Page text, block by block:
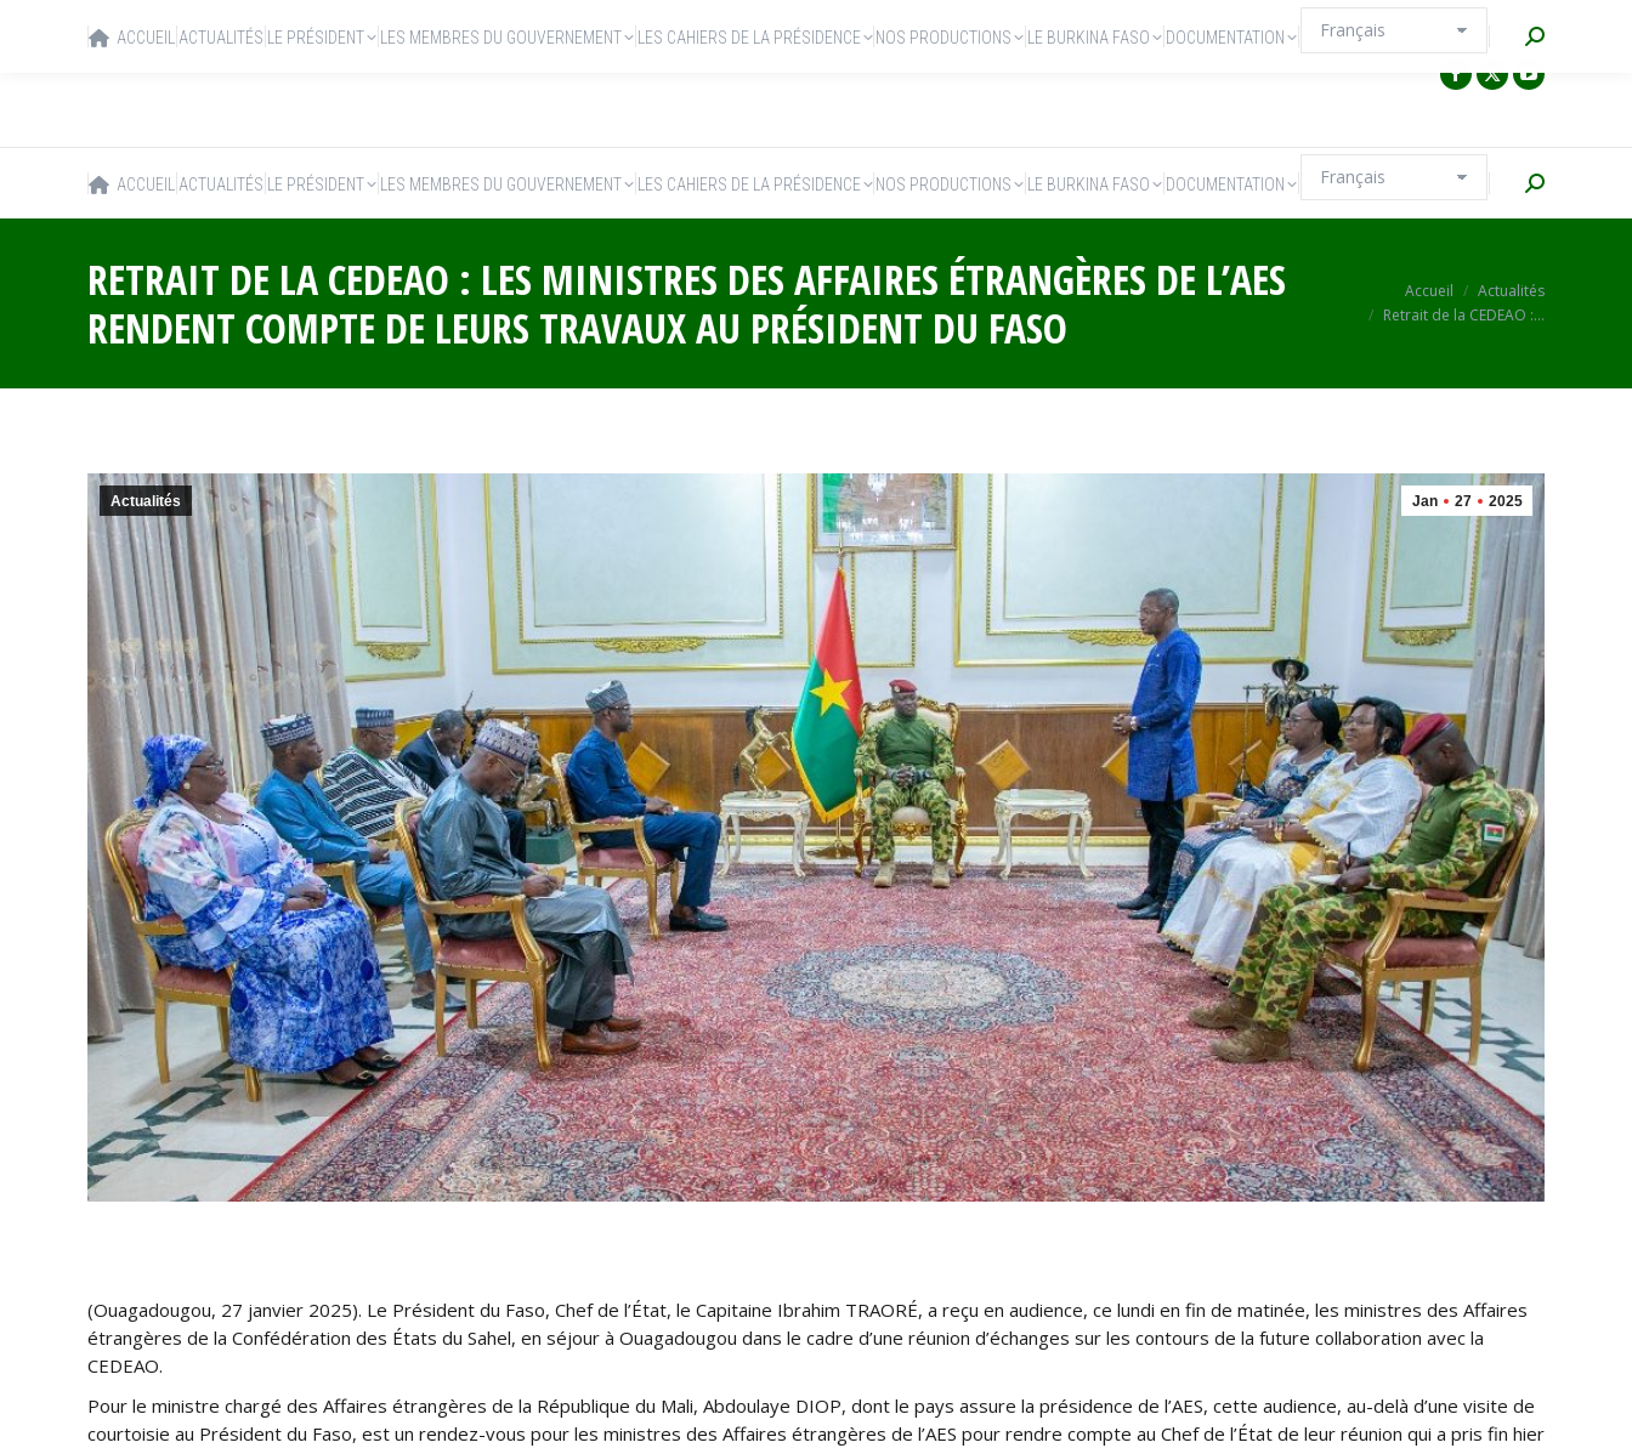
ACCUEIL ACTUALITÉS LE PRÉSIDENT LES MEMBRES DU GOUVERNEMENT LES CAHIERS DE LA PRÉSIDENCE NOS PRODUCTIONS LE BURKINA FASO DOCUMENTATION Recherche
RETRAIT DE LA CEDEAO : LES MINISTRES DES AFFAIRES ÉTRANGÈRES DE L’AES
RENDENT COMPTE DE LEURS TRAVAUX AU PRÉSIDENT DU FASO
Vous êtes ici :
Accueil
Actualités
Retrait de la CEDEAO :…
Jan 27 2025
Actualités
(Ouagadougou, 27 janvier 2025). Le Président du Faso, Chef de l’État, le Capitaine Ibrahim TRAORÉ, a reçu en audience, ce lundi en fin de matinée, les ministres des Affaires
étrangères de la Confédération des États du Sahel, en séjour à Ouagadougou dans le cadre d’une réunion d’échanges sur les contours de la future collaboration avec la
CEDEAO.
Pour le ministre chargé des Affaires étrangères de la République du Mali, Abdoulaye DIOP, dont le pays assure la présidence de l’AES, cette audience, au-delà d’une visite de
courtoisie au Président du Faso, est un rendez-vous pour les ministres des Affaires étrangères de l’AES pour rendre compte au Chef de l’État de leur réunion qui a pris fin hier
ACCUEIL ACTUALITÉS LE PRÉSIDENT LES MEMBRES DU GOUVERNEMENT LES CAHIERS DE LA PRÉSIDENCE NOS PRODUCTIONS LE BURKINA FASO DOCUMENTATION Recherche